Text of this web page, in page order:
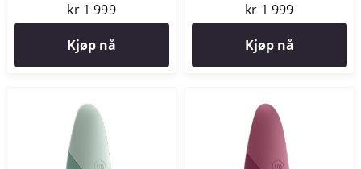
kr 1 999
Kjøp nå
kr 1 999
Kjøp nå